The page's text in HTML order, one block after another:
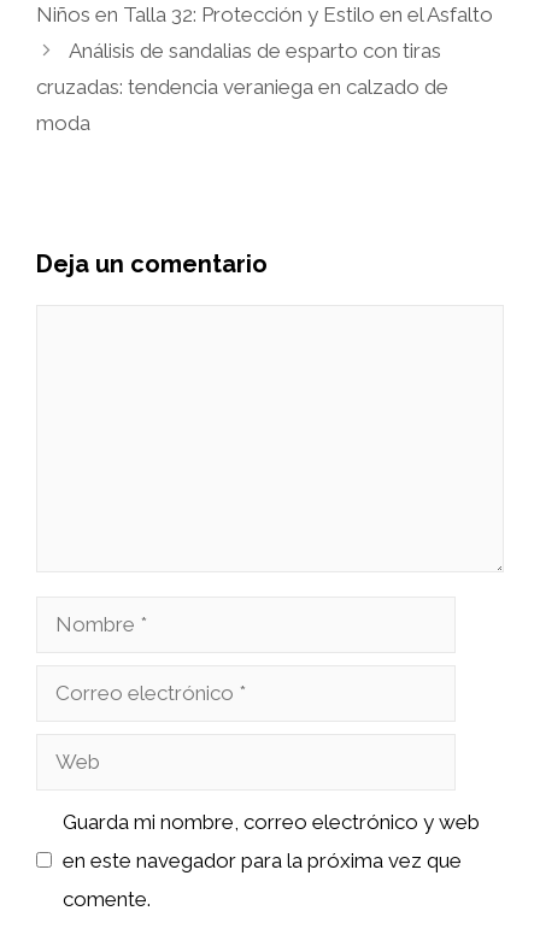
Niños en Talla 32: Protección y Estilo en el Asfalto
Análisis de sandalias de esparto con tiras
cruzadas: tendencia veraniega en calzado de
moda
Deja un comentario
Nombre
Correo
Web
Guarda mi nombre, correo electrónico y web
en este navegador para la próxima vez que
comente.